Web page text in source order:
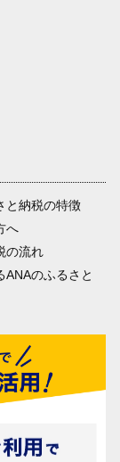
と納税の特徴
へ
の流れ
ANAのふるさと